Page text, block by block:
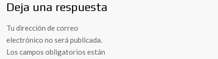
Deja una respuesta
Tu dirección de correo
electrónico no será publicada.
Los campos obligatorios están